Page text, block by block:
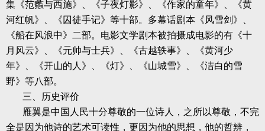
集《范蠡与西施》、《子夜灯影》、《作家的童年》、《黄
河红帆》、《囚徒手记》等十部。多幕话剧本《风雪剑》、
《船在风浪中》二部。电影文学剧本被拍摄成电影的有《十
月风云》、《元帅与士兵》、《古越轶事》、《黄河少
年》、《开山的人》、《灯》、《山城雪》、《洁白的雪
野》等八部。
三、历史评价
雁翼是中国人民十分尊敬的一位诗人，之所以尊敬，不完
全是因为他诗的艺术可读性，更因为他的思想，他的哲辨，